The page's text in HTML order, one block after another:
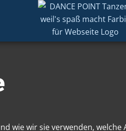
wie wir sie verwenden,